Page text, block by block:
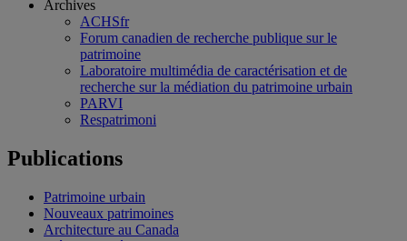
Archives
ACHSfr
Forum canadien de recherche publique sur le
patrimoine
Laboratoire multimédia de caractérisation et de
recherche sur la médiation du patrimoine urbain
PARVI
Respatrimoni
Publications
Patrimoine urbain
Nouveaux patrimoines
Architecture au Canada